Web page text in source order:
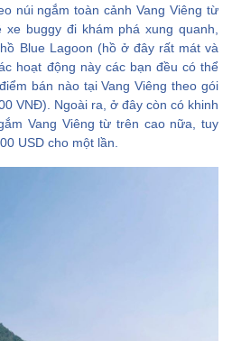
núi ngắm toàn cảnh Vang Viêng từ
buggy đi khám phá xung quanh,
Blue Lagoon (hồ ở đây rất mát và
hoạt động này các bạn đều có thể
bán nào tại Vang Viêng theo gói
VNĐ). Ngoài ra, ở đây còn có khinh
Vang Viêng từ trên cao nữa, tuy
USD cho một lần.